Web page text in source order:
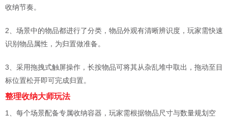
收纳节奏。
2、场景中的物品都进行了分类，物品外观有清晰辨识度，玩家需快速
识别物品属性，为归置做准备。
3、采用拖拽式触屏操作，长按物品可将其从杂乱堆中取出，拖动至目
标位置松开即可完成归置。
整理收纳大师玩法
1、每个场景配备专属收纳容器，玩家需根据物品尺寸与数量规划空